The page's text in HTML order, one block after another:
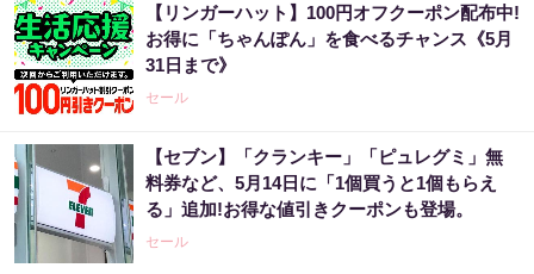
【リンガーハット】100円オフクーポン配布中!
お得に「ちゃんぽん」を食べるチャンス《5月
31日まで》
セール
【セブン】「クランキー」「ピュレグミ」無
料券など、5月14日に「1個買うと1個もらえ
る」追加!お得な値引きクーポンも登場。
セール